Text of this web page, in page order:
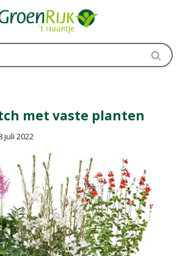
met vaste planten
juli 2022